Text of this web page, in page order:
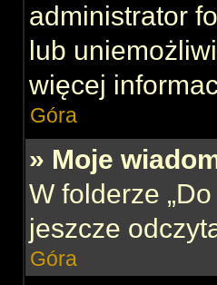
administrator
lub
więcej
Góra
» Moje
W folderze
jeszcze
Góra